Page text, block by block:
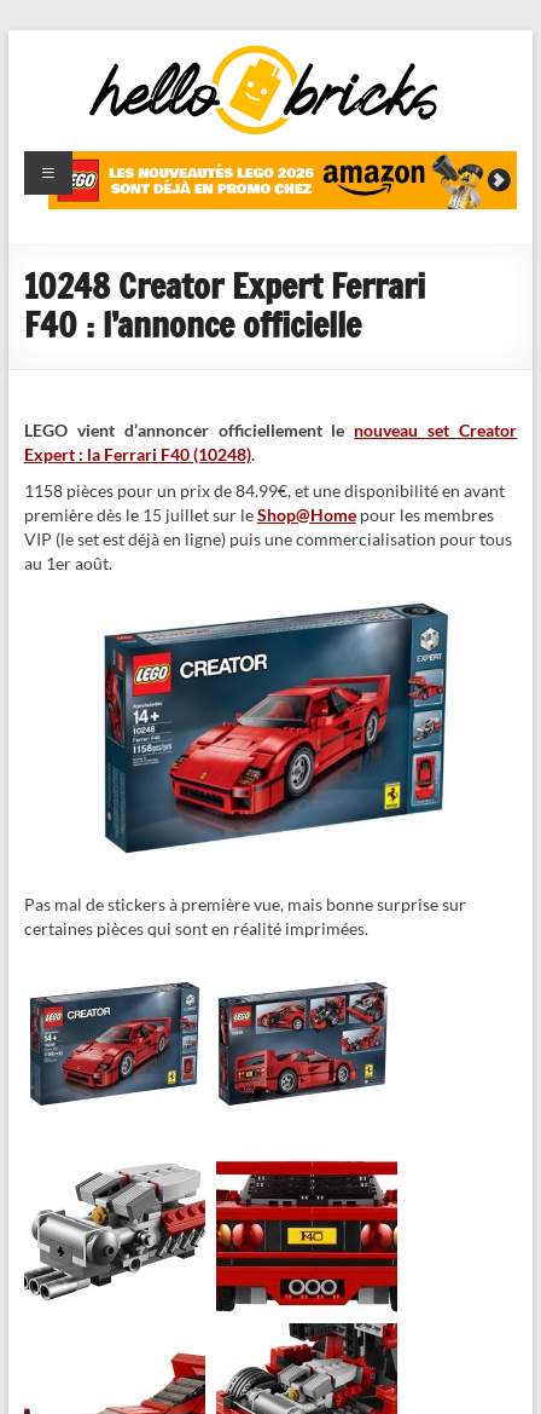
HelloBricks
Blog LEGO,
nouveaut�s
reviews
10248 Creator Expert Ferrari
F40 : l’annonce officielle
LEGO vient d’annoncer officiellement le nouveau set Creator
Expert : la Ferrari F40 (10248).
1158 pièces pour un prix de 84.99€, et une disponibilité en avant
première dès le 15 juillet sur leShop@Homepour les membres
VIP (le set est déjà en ligne) puis une commercialisation pour tous
au 1er août.
Pas mal de stickers à première vue, mais bonne surprise sur
certaines pièces qui sont en réalité imprimées.